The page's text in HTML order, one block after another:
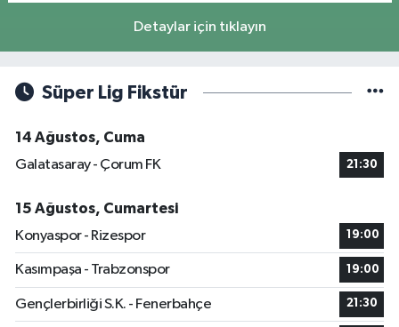
Detaylar için tıklayın
Süper Lig Fikstür
14 Ağustos, Cuma
Galatasaray - Çorum FK
21:30
15 Ağustos, Cumartesi
Konyaspor - Rizespor
19:00
Kasımpaşa - Trabzonspor 19:00
Gençlerbirliği S.K. - Fenerbahçe 21:30